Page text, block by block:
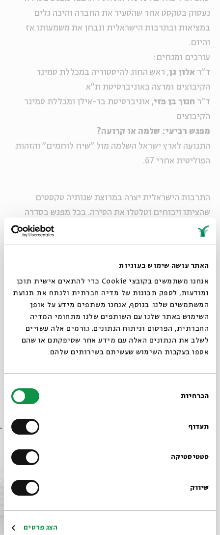
האתר עושה שימוש בעוגיות
אנחנו משתמשים בקובצי Cookie כדי להתאים אישית תוכן
ומודעות, לספק תכונות של מדיה חברתית ולנתח את תנועת
המשתמשים שלנו. בנוסף, אנחנו משתפים מידע על אופן
השימוש באתר שלנו עם השותפים שלנו מתחומי המדיה
החברתית, הפרסום וניתוח הנתונים. גורמים אלה עשויים
לשלב את הנתונים האלה עם מידע אחר שסיפקתם או שהם
אספו בעקבות השימוש שעשיתם בשירותים שלהם.
הסכמה
הכרחיות
תעדוף
סטטיסטיקה
שיווק
הצג פרטים
נעסוק בטקסט אחר שהסעיר את החברה והיכה גלים
במציאות ובתרבות הישראלית ונבחן את משמעותו אז
והיום.
עורכים ומנחים:
ד"ר אלון גן, ראש החוג להיסטוריה במכללת סמינר
הקיבוצים ומרצה באוניברסיטת ת"א
ד"ר חנוך בן פזי, אוניברסיטת בר-אילן ומכללת סמינר
הקיבוצים
מפגש רביעי: שלמה או קרועה?
התנועה לארץ ישראל השלמה מול "שיח לוחמים" והזהות
הפוליטית אחרי 67.
התרבות הישראלית יצרה במרוצת שנותיה טקסטים
שהציתו ויכוחים וטלטלו את הסירה. בכל מפגש בסדרה
נעסוק בטקסט אחר שהסעיר את החברה והיכה גלים
, ראש החוג להיסטוריה במכללת סמינר
הקיבוצים ומרצה באוניברסיטת ת"א
ד"רחנוך בן פזי, אוניברסיטת בר-אילן ומכללת סמינר
הקיבוצים
סגור